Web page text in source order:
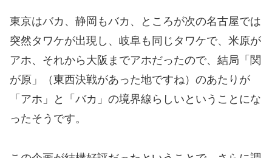
東京はバカ、静岡もバカ、ところが次の名古屋では
突然タワケが出現し、岐阜も同じタワケで、米原が
アホ、それから大阪までアホだったので、結局「関
が原」（東西決戦があった地ですね）のあたりが
「アホ」と「バカ」の境界線らしいということにな
ったそうです。